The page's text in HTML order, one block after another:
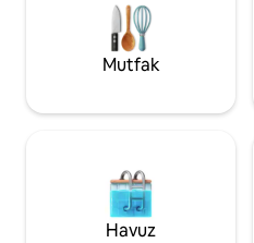
vb. Özel park yeri, avlu ve
Kahvaltı, hamur işleri, şaraplar
biralar (ekstra ücret). Aileler
Mutfak
Havuz